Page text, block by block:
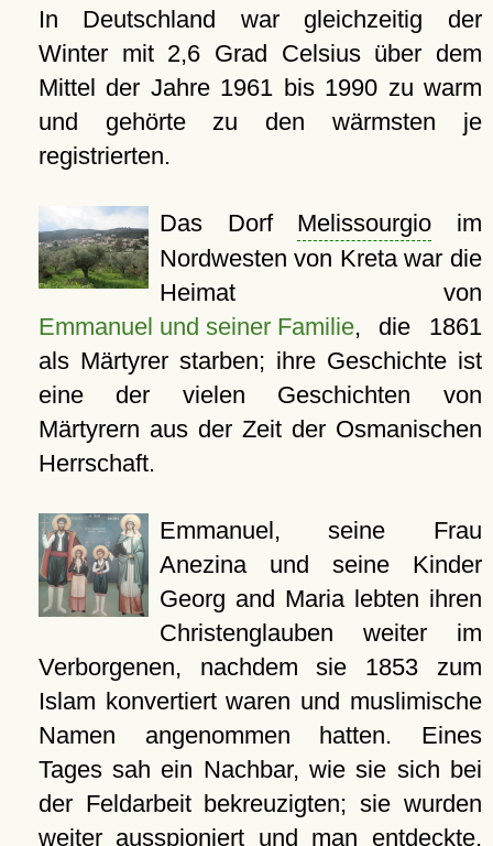
In Deutschland war gleichzeitig der
Winter mit 2,6 Grad Celsius über dem
Mittel der Jahre 1961 bis 1990 zu warm
und gehörte zu den wärmsten je
registrierten.
Das Dorf Melissourgio im
Nordwesten von Kreta war die
Heimat von
Emmanuel und seiner Familie, die 1861
als Märtyrer starben; ihre Geschichte ist
eine der vielen Geschichten von
Märtyrern aus der Zeit der Osmanischen
Herrschaft.
Emmanuel, seine Frau
Anezina und seine Kinder
Georg and Maria lebten ihren
Christenglauben weiter im
Verborgenen, nachdem sie 1853 zum
Islam konvertiert waren und muslimische
Namen angenommen hatten. Eines
Tages sah ein Nachbar, wie sie sich bei
der Feldarbeit bekreuzigten; sie wurden
weiter ausspioniert und man entdeckte,